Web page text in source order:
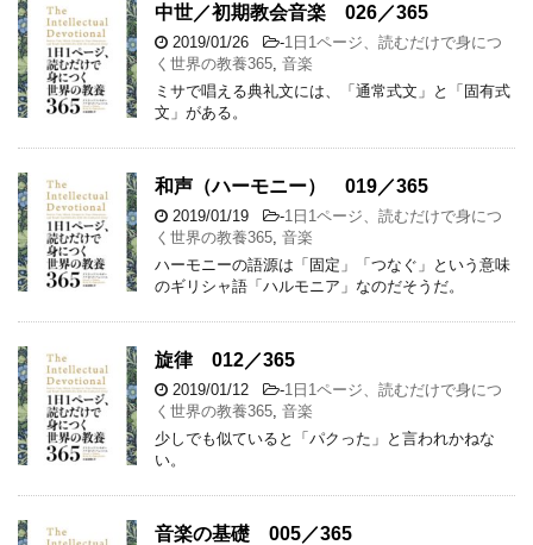
中世／初期教会音楽 026／365
2019/01/26 -1日1ページ、読むだけで身につ
く世界の教養365 音楽
ミサで唱える典礼文には、「通常式文」と「固有式
文」がある。
和声（ハーモニー） 019／365
2019/01/19 -1日1ページ、読むだけで身につ
く世界の教養365 音楽
ハーモニーの語源は「固定」「つなぐ」という意味
のギリシャ語「ハルモニア」なのだそうだ。
旋律 012／365
2019/01/12 -1日1ページ、読むだけで身につ
く世界の教養365 音楽
少しでも似ていると「パクった」と言われかねな
い。
音楽の基礎 005／365